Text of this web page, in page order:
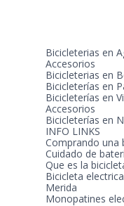
Bicicleterias en
Accesorios
Bicicleterias en
Bicicleterías en
Bicicleterías en
Accesorios
Bicicleterías en
INFO LINKS
Comprando una
Cuidado de
Que es la
Bicicleta
Merida
Monopatines